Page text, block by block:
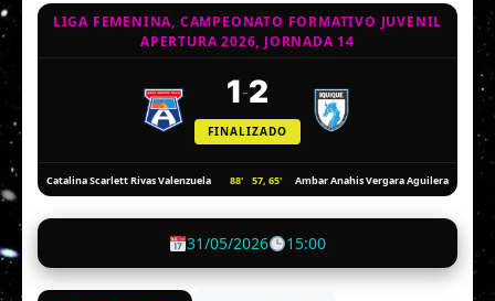
LIGA FEMENINA, CAMPEONATO FORMATIVO JUVENIL
APERTURA 2026, JORNADA 14
1-2
FINALIZADO
Catalina Scarlett Rivas Valenzuela 88' 57, 65' Ambar Anahis Vergara Aguilera
31/05/2026 15:00